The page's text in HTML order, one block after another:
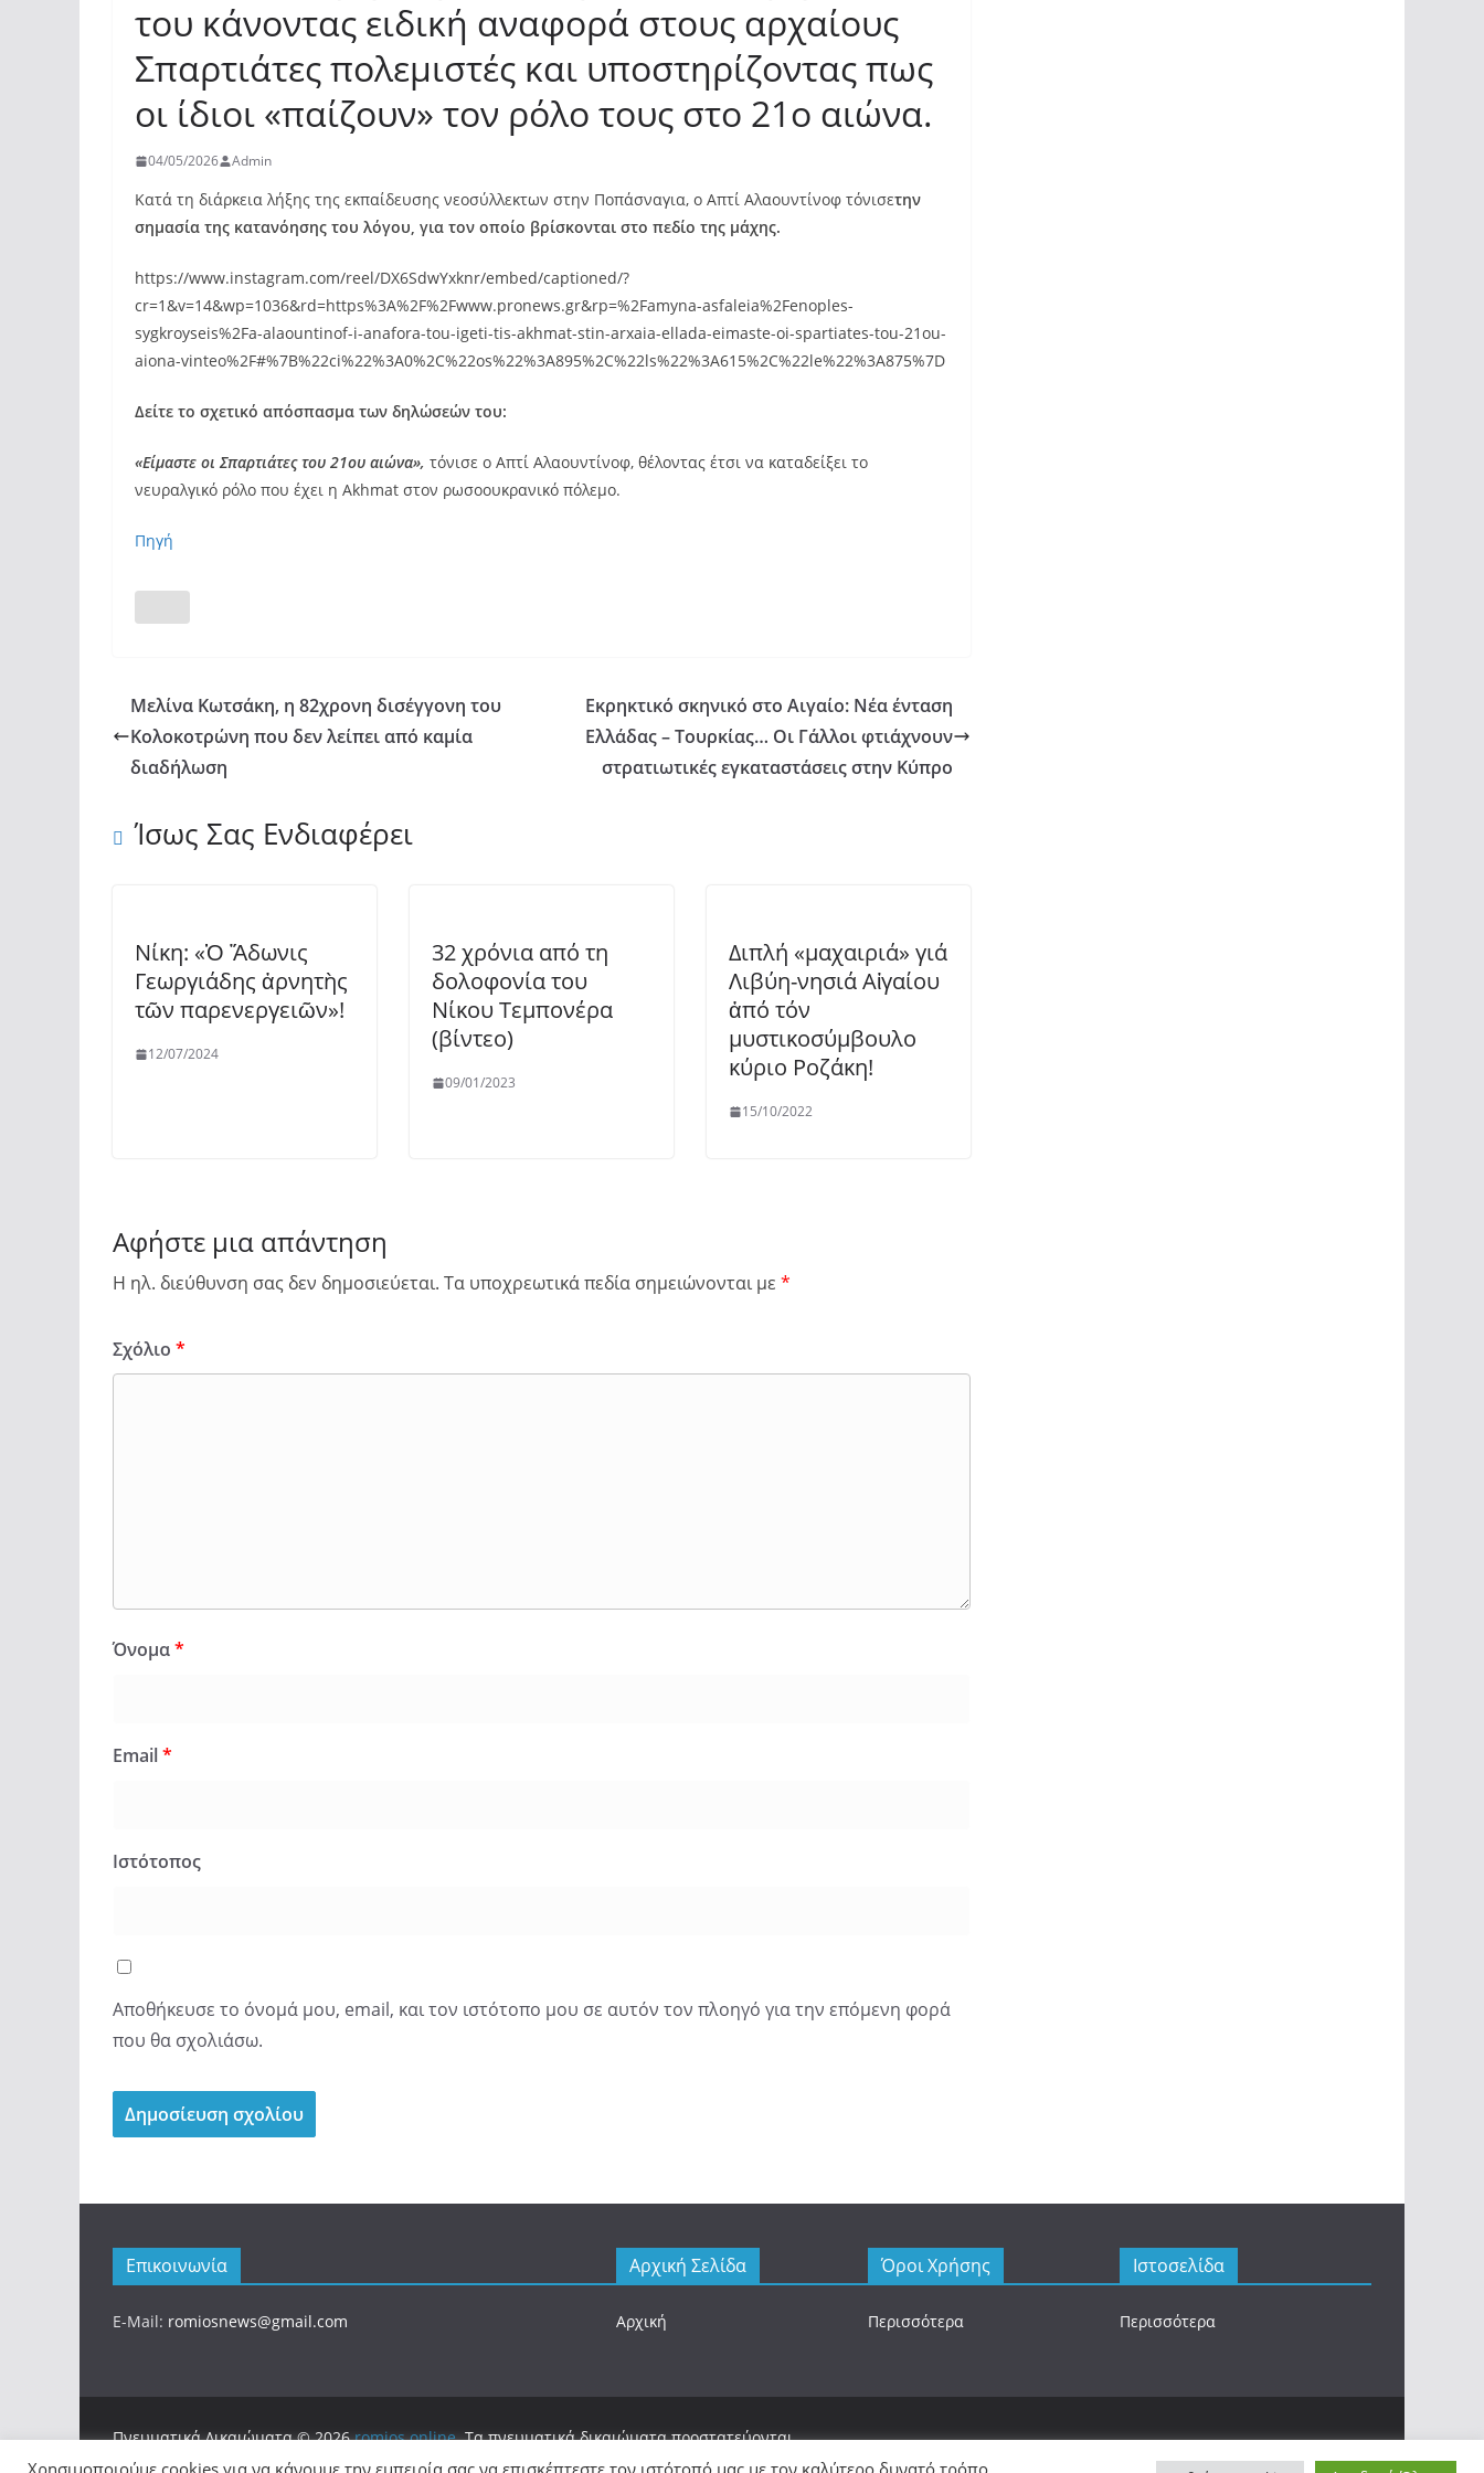
του κάνοντας ειδική αναφορά στους αρχαίους
Σπαρτιάτες πολεμιστές και υποστηρίζοντας πως
οι ίδιοι «παίζουν» τον ρόλο τους στο 21ο αιώνα.
04/05/2026 Admin
Κατά τη διάρκεια λήξης της εκπαίδευσης νεοσύλλεκτων στην Ποπάσναγια, ο Απτί Αλαουντίνοφ τόνισετην
σημασία της κατανόησης του λόγου, για τον οποίο βρίσκονται στο πεδίο της μάχης.
https://www.instagram.com/reel/DX6SdwYxknr/embed/captioned/?
cr=1&v=14&wp=1036&rd=https%3A%2F%2Fwww.pronews.gr&rp=%2Famyna-asfaleia%2Fenoples-
sygkroyseis%2Fa-alaountinof-i-anafora-tou-igeti-tis-akhmat-stin-arxaia-ellada-eimaste-oi-spartiates-tou-21ou-
aiona-vinteo%2F#%7B%22ci%22%3A0%2C%22os%22%3A895%2C%22ls%22%3A615%2C%22le%22%3A875%7D
Δείτε το σχετικό απόσπασμα των δηλώσεών του:
«Είμαστε οι Σπαρτιάτες του 21ου αιώνα», τόνισε ο Απτί Αλαουντίνοφ, θέλοντας έτσι να καταδείξει το
νευραλγικό ρόλο που έχει η Akhmat στον ρωσοουκρανικό πόλεμο.
Πηγή
Μελίνα Κωτσάκη, η 82χρονη δισέγγονη του
Κολοκοτρώνη που δεν λείπει από καμία
διαδήλωση
Εκρηκτικό σκηνικό στο Αιγαίο: Νέα ένταση
Ελλάδας – Τουρκίας… Οι Γάλλοι φτιάχνουν
στρατιωτικές εγκαταστάσεις στην Κύπρο
Ίσως Σας Ενδιαφέρει
Νίκη: «Ὁ Ἄδωνις
Γεωργιάδης ἀρνητὴς
τῶν παρενεργειῶν»!
12/07/2024
32 χρόνια από τη
δολοφονία του
Νίκου Τεμπονέρα
(βίντεο)
09/01/2023
Διπλή «μαχαιριά» γιά
Λιβύη-νησιά Αἰγαίου
ἀπό τόν
μυστικοσύμβουλο
κύριο Ροζάκη!
15/10/2022
Αφήστε μια απάντηση
Η ηλ. διεύθυνση σας δεν δημοσιεύεται. Τα υποχρεωτικά πεδία σημειώνονται με *
Σχόλιο *
Όνομα*
Email*
Ιστότοπος
Αποθήκευσε το όνομά μου, email, και τον ιστότοπο μου σε αυτόν τον πλοηγό για την επόμενη φορά
που θα σχολιάσω.
Επικοινωνία
E-Mail: romiosnews@gmail.com
Αρχική Σελίδα
Αρχική
Όροι Χρήσης
Περισσότερα
Ιστοσελίδα
Περισσότερα
Πνευματικά Δικαιώματα © 2026romios.online. Τα πνευματικά δικαιώματα προστατεύονται.
Θέμα: ColorMagαπό ThemeGrill. Κατασκευασμένο μεWordPress.
Χρησιμοποιούμε cookies για να κάνουμε την εμπειρία σας να επισκέπτεστε τον ιστότοπό μας με τον καλύτερο δυνατό τρόπο.